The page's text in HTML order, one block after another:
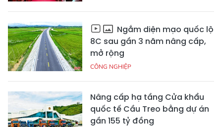
Ngắm diện mạo quốc lộ
8C sau gần 3 năm nâng cấp,
mở rộng
CÔNG NGHIỆP
Nâng cấp hạ tầng Cửa khẩu
quốc tế Cầu Treo bằng dự án
gần 155 tỷ đồng